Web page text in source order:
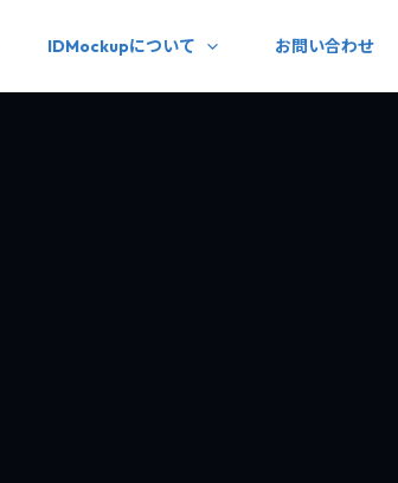
IDMockupについて お問い合わせ